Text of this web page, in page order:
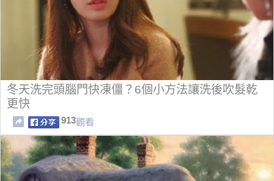
冬天洗完頭腦門快凍僵？6個小方法讓洗後吹髮乾
更快
913觀看